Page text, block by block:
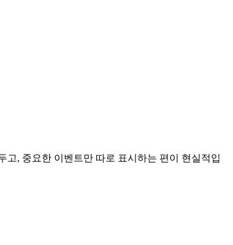
, 중요한 이벤트만 따로 표시하는 편이 현실적입